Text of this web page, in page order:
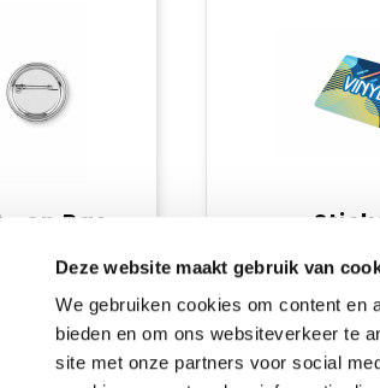
Deze website maakt gebruik van
We gebruiken cookies om content en
bieden en om ons websiteverkeer te
site met onze partners voor social
Bekijk